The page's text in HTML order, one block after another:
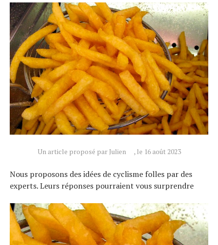
Un article proposé par Julien , le 16 août 2023
Nous proposons des idées de cyclisme folles par des
experts. Leurs réponses pourraient vous surprendre